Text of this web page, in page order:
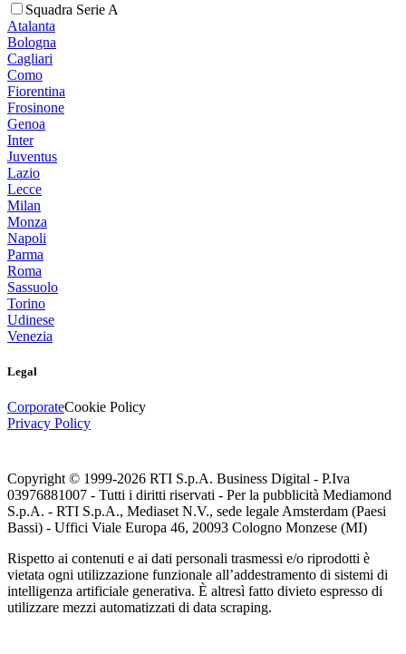
Squadra Serie A
Atalanta
Bologna
Cagliari
Como
Fiorentina
Frosinone
Genoa
Inter
Juventus
Lazio
Lecce
Milan
Monza
Napoli
Parma
Roma
Sassuolo
Torino
Udinese
Venezia
Legal
CorporateCookie Policy
Privacy Policy
Copyright © 1999-2026 RTI S.p.A. Business Digital - P.Iva
03976881007 - Tutti i diritti riservati - Per la pubblicità Mediamond
S.p.A. - RTI S.p.A., Mediaset N.V., sede legale Amsterdam (Paesi
Bassi) - Uffici Viale Europa 46, 20093 Cologno Monzese (MI)
Rispetto ai contenuti e ai dati personali trasmessi e/o riprodotti è
vietata ogni utilizzazione funzionale all’addestramento di sistemi di
intelligenza artificiale generativa. È altresì fatto divieto espresso di
utilizzare mezzi automatizzati di data scraping.